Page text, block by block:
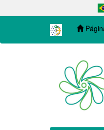
navigation